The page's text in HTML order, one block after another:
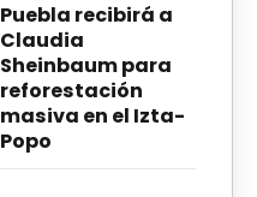
Puebla recibirá a
Claudia
Sheinbaum para
reforestación
masiva en el Izta-
Popo